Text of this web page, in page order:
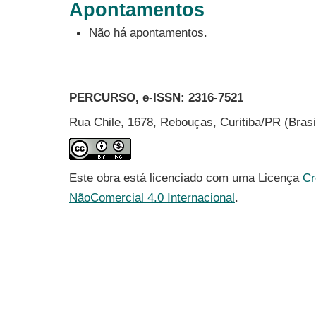
Apontamentos
Não há apontamentos.
PERCURSO, e-ISSN: 2316-7521
Rua Chile, 1678, Rebouças, Curitiba/PR
Este obra está licenciado com uma Licença
NãoComercial 4.0 Internacional.